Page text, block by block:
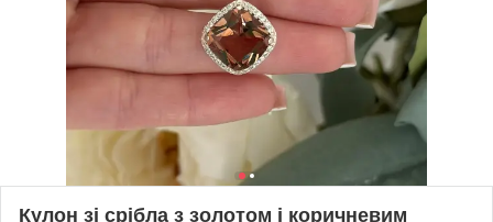
Кулон зі срібла з золотом і коричневим